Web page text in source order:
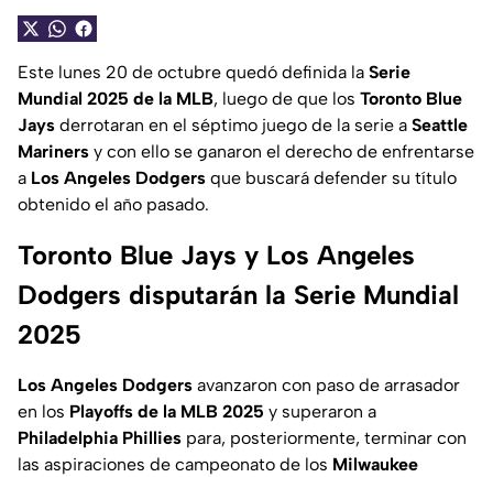
Este lunes 20 de octubre quedó definida la Serie
Mundial 2025 de la MLB, luego de que los Toronto Blue
Jays derrotaran en el séptimo juego de la serie a Seattle
Mariners y con ello se ganaron el derecho de enfrentarse
a Los Angeles Dodgers que buscará defender su título
obtenido el año pasado.
Toronto Blue Jays y Los Angeles
Dodgers disputarán la Serie Mundial
2025
Los Angeles Dodgers avanzaron con paso de arrasador
en los Playoffs de la MLB 2025 y superaron a
Philadelphia Phillies para, posteriormente, terminar con
las aspiraciones de campeonato de los Milwaukee